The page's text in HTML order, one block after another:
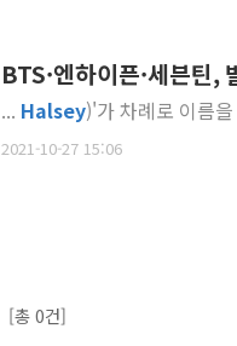
BTS·엔하이픈·세븐틴,
... Halsey
2021-10-27 15:06
[총 0건]